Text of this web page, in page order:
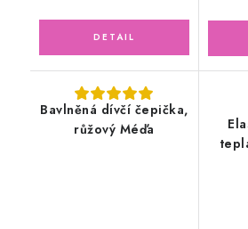
Bavlněná dívčí čepička,
růžový Méďa